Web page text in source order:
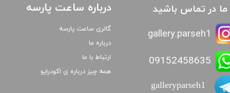
ما در تماس باشید
09152458635
gallery.parseh1
درباره ساعت پارسه
گالری ساعت پارسه
درباره ما
ارتباط با ما
همه چیز درباره ی اکودرایو
galleryparseh1